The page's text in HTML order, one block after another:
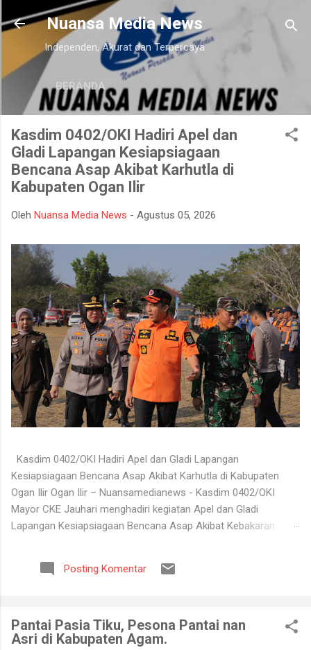
Langsung ke konten utama
Nuansa Media News
Independen, Akurat dan Terpercaya
BERANDA
Kasdim 0402/OKI Hadiri Apel dan
Gladi Lapangan Kesiapsiagaan
Bencana Asap Akibat Karhutla di
Kabupaten Ogan Ilir
Oleh Nuansa Media News - Agustus 05, 2026
Kasdim 0402/OKI Hadiri Apel dan Gladi Lapangan
Kesiapsiagaan Bencana Asap Akibat Karhutla di Kabupaten
Ogan Ilir Ogan Ilir – Nuansamedianews - Kasdim 0402/OKI
Mayor CKE Jauhari menghadiri kegiatan Apel dan Gladi
Lapangan Kesiapsiagaan Bencana Asap Akibat Kebakaran
yang digelar di Lapangan Upacara Komplek Perkantoran
Terpadu (KPT) Tanjung Senai, Kabupaten Ogan Ilir, Selasa
bencana asap akibat kebakaran hutan dan lahan yang kerap
terjadi pada musim kemarau. Apel dan gladi lapangan diikuti
Posting Komentar
Pantai Pasia Tiku, Pesona Pantai nan
Asri di Kabupaten Agam.